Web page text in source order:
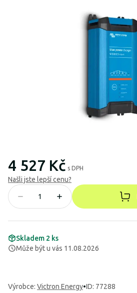
4 527 Kč s DPH
Našli jste lepší cenu?
Skladem 2 ks
Může být u vás 11.08.2026
Výrobce: Victron Energy•ID: 77288